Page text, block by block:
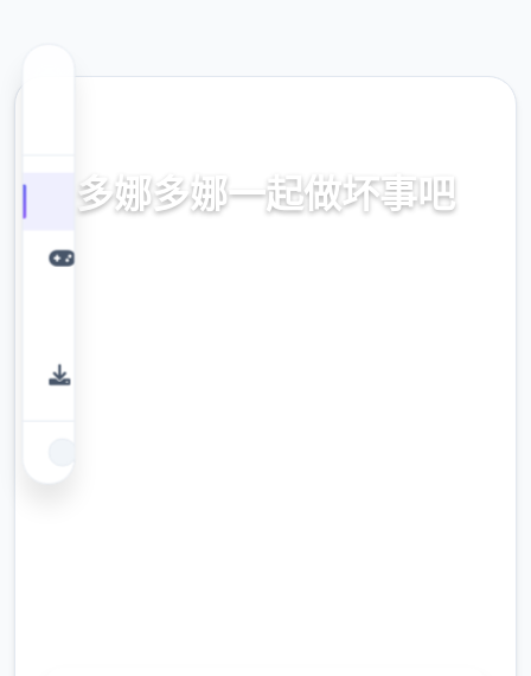
多娜多娜一起做坏事吧
官方中文，中文下载，中文入口，官网入口，